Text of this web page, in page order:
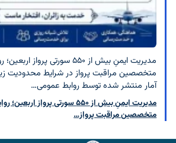
مدیریت ایمنِ بیش از ۵۵۰ سورتی
متخصصین مراقبت پرواز در شرایط محدودیت
آمار منتشر شده توسط روابط عمومی…
مدیریت ایمنِ بیش از ۵۵۰ سورتی پرواز
متخصصین مراقبت پرواز…